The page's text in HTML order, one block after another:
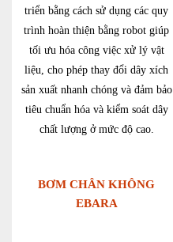
triển bằng cách sử dụng các quy
trình hoàn thiện bằng robot giúp
tối ưu hóa công việc xử lý vật
liệu, cho phép thay đổi dây xích
sản xuất nhanh chóng và đảm bảo
tiêu chuẩn hóa và kiểm soát dây
chất lượng ở mức độ cao.
BƠM CHÂN KHÔNG
EBARA